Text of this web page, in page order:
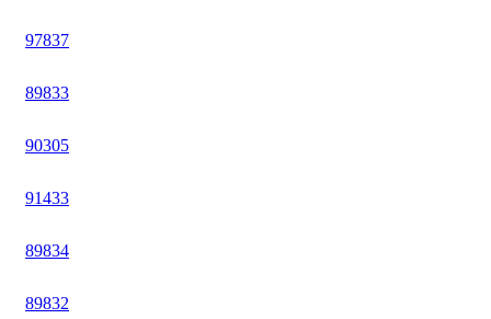
97837
89833
90305
91433
89834
89832